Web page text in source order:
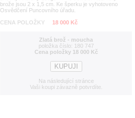
brože jsou 2 x 1,5 cm. Ke šperku je vyhotoveno
Osvědčení Puncovního úřadu.
CENA POLOŽKY
18 000 Kč
Zlatá brož - moucha
položka číslo: 180 747
Cena položky 18 000 Kč
Na následující stránce
Vaši koupi závazně potvrdíte.